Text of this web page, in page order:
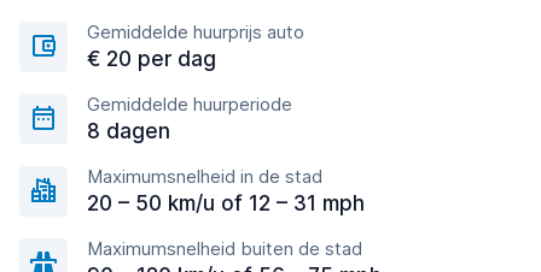
Gemiddelde huurprijs auto
€ 20 per dag
Gemiddelde huurperiode
8 dagen
Maximumsnelheid in de stad
20 – 50 km/u of 12 – 31 mph
Maximumsnelheid buiten de stad